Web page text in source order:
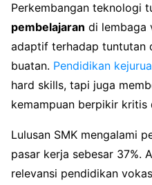
Perkembangan teknologi
pembelajaran di lembaga
adaptif terhadap tuntutan
buatan. Pendidikan
hard skills, tapi juga
kemampuan berpikir kritis
Lulusan SMK mengalami
pasar kerja sebesar 37%.
relevansi pendidikan